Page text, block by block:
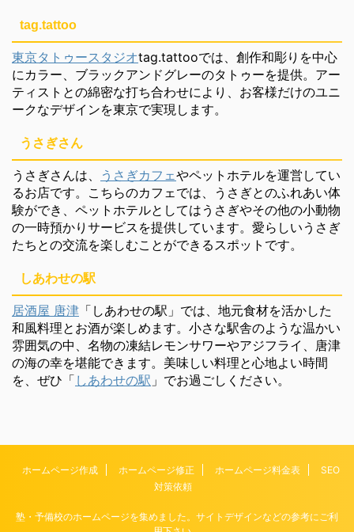
tag.tattoo
東京タトゥースタジオtag.tattooでは、創作和彫りを中心
にカラー、ブラックアンドグレーのタトゥーを提供。アー
ティストとの綿密な打ち合わせにより、お客様だけのユニ
ークなデザインを東京で実現します。
うさぎさん
うさぎさんは、 うさぎカフェやペットホテルを運営してい
るお店です。こちらのカフェでは、うさぎとのふれあい体
験ができ、ペットホテルとしてはうさぎやその他の小動物
の一時預かりサービスを提供しています。愛らしいうさぎ
たちとの交流を楽しむことができるスポットです。
しあわせの駅
居酒屋 唐津 「しあわせの駅」では、地元食材を活かした
和風料理とお酒が楽しめます。小さな駅舎のような温かい
雰囲気の中、名物の凍結レモンサワーやアジフライ、唐津
の海の幸を堪能できます。美味しい料理と心地よい時間
を、ぜひ「 しあわせの駅 」でお過ごしください。
ホームページ作成 ホームページ修正 ホームページ料金表
SEO
対策依頼
塾・予備校のホームページを集めました。サイトデザインなどの参考にご利